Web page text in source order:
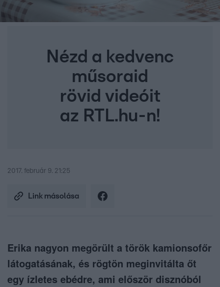
Nézd a kedvenc
műsoraid
rövid videóit
az RTL.hu-n!
2017. február 9. 21:25
Link másolása
Erika nagyon megörült a török kamionsofőr
látogatásának, és rögtön meginvitálta őt
egy ízletes ebédre, ami először disznóból